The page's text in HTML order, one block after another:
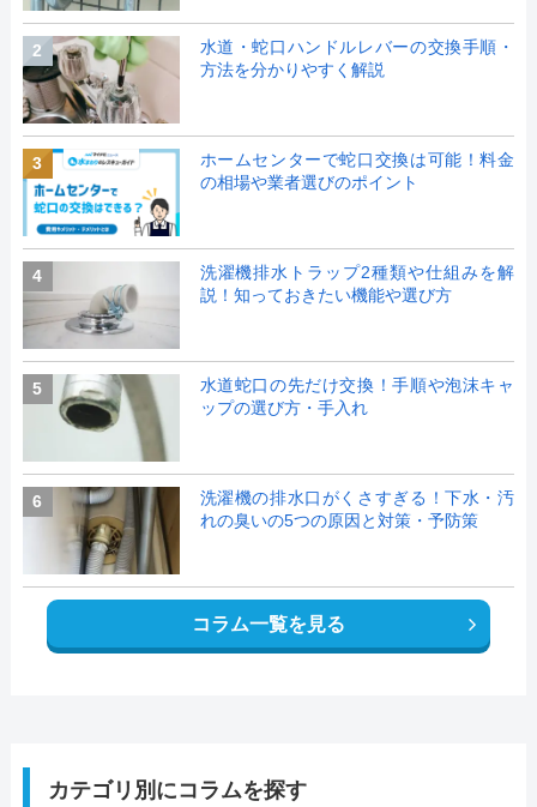
2
水道・蛇口ハンドルレバーの交換手順・
方法を分かりやすく解説
3
ホームセンターで蛇口交換は可能！料金
の相場や業者選びのポイント
4
洗濯機排水トラップ2種類や仕組みを解
説！知っておきたい機能や選び方
5
水道蛇口の先だけ交換！手順や泡沫キャ
ップの選び方・手入れ
6
洗濯機の排水口がくさすぎる！下水・汚
れの臭いの5つの原因と対策・予防策
コラム一覧を見る
カテゴリ別にコラムを探す